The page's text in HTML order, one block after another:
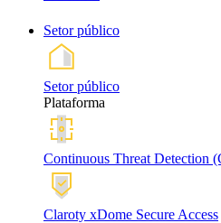
Setor público
Setor público
Plataforma
Continuous Threat Detection
Claroty xDome Secure Access